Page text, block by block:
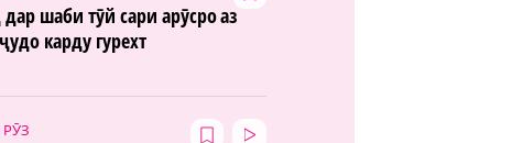
шаби тӯй сари арӯсро аз
карду гурехт